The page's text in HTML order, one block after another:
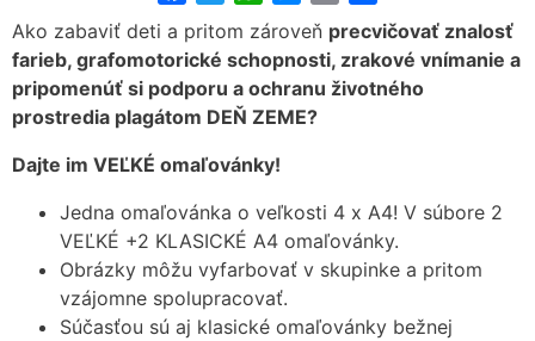
Ako zabaviť deti a pritom zároveň precvičovať znalosť
farieb, grafomotorické schopnosti, zrakové vnímanie a
pripomenúť si podporu a ochranu životného
prostredia plagátom DEŇ ZEME?
Dajte im VEĽKÉ omaľovánky!
Jedna omaľovánka o veľkosti 4 x A4! V súbore 2
VEĽKÉ +2 KLASICKÉ A4 omaľovánky.
Obrázky môžu vyfarbovať v skupinke a pritom
vzájomne spolupracovať.
Súčasťou sú aj klasické omaľovánky bežnej